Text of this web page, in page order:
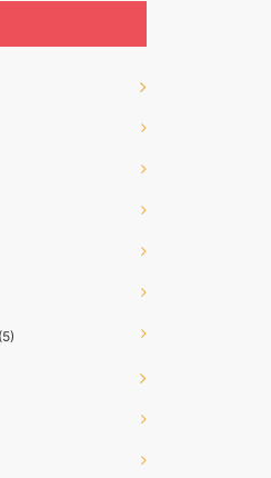
(5)